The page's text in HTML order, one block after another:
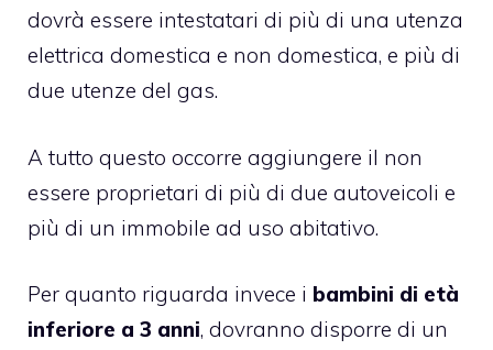
dovrà essere intestatari di più di una utenza
elettrica domestica e non domestica, e più di
due utenze del gas.
A tutto questo occorre aggiungere il non
essere proprietari di più di due autoveicoli e
più di un immobile ad uso abitativo.
Per quanto riguarda invece i bambini di età
inferiore a 3 anni, dovranno disporre di un